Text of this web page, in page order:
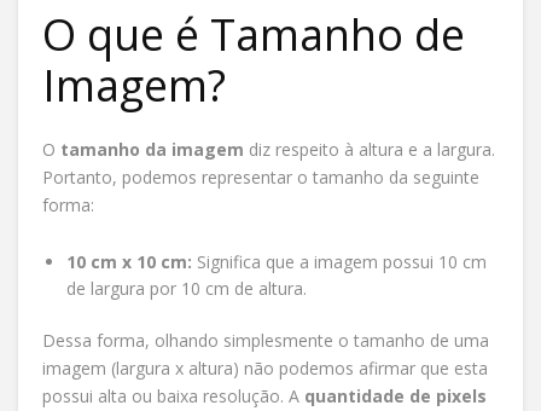
O que é Tamanho de
Imagem?
O tamanho da imagem diz respeito à altura e a largura.
Portanto, podemos representar o tamanho da seguinte
forma:
10 cm x 10 cm: Significa que a imagem possui 10 cm
de largura por 10 cm de altura.
Dessa forma, olhando simplesmente o tamanho de uma
imagem (largura x altura) não podemos afirmar que esta
possui alta ou baixa resolução. A quantidade de pixels